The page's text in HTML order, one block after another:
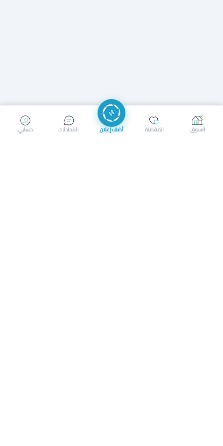
إرسال رسالة إجراء مكالمة
حسابي المحادثات أضف إعلان المفضلة السوق